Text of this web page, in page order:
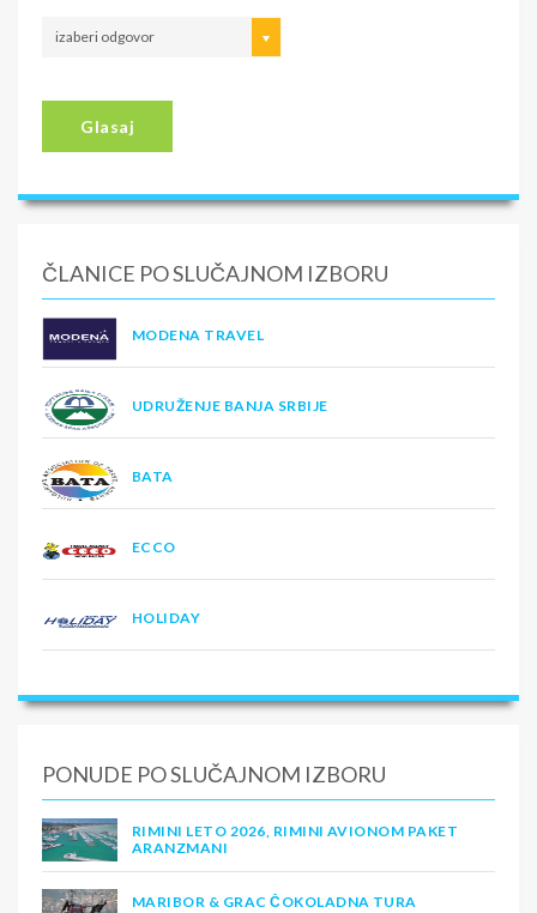
izaberi odgovor
Glasaj
ČLANICE PO SLUČAJNOM IZBORU
MODENA TRAVEL
UDRUŽENJE BANJA SRBIJE
BATA
ECCO
HOLIDAY
PONUDE PO SLUČAJNOM IZBORU
RIMINI LETO 2026, RIMINI AVIONOM PAKET
ARANZMANI
MARIBOR & GRAC ČOKOLADNA TURA